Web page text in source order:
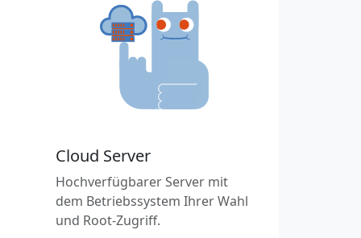
Cloud Server
Hochverfügbarer Server mit
dem Betriebssystem Ihrer Wahl
und Root-Zugriff.